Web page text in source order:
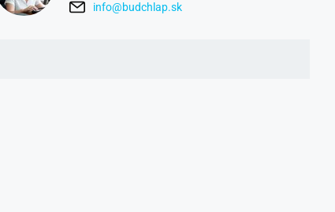
info@budchlap.sk